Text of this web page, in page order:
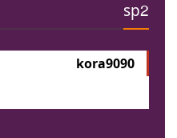
sp2
kora9090